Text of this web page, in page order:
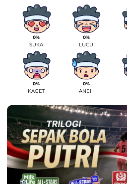
0%
SUKA
0%
LUCU
0%
KAGET
0%
ANEH